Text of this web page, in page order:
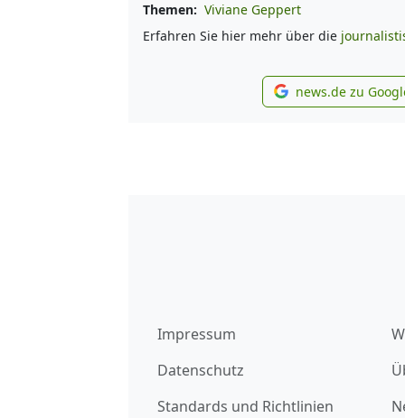
Themen: Viviane Geppert
Erfahren Sie hier mehr über die
news.de zu
Impressum
Datenschutz
Standards und Richtlinien